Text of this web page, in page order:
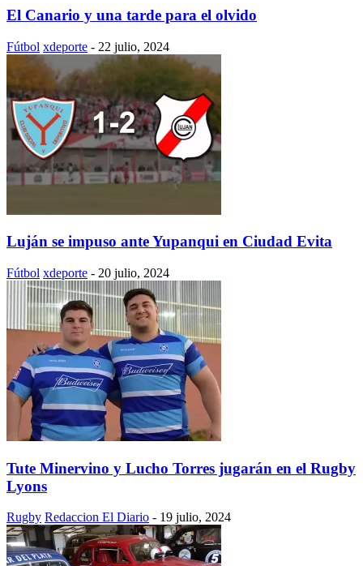
El Canario y una tarde para el olvido
Fútbol xdeporte - 22 julio, 2024
Luján se impuso ante Yupanqui en Ciudad Evita
Fútbol xdeporte - 20 julio, 2024
Tute Minervino y Lucho Torres jugarán en el Rugby
Lyons
Rugby Redaccion El Diario - 19 julio, 2024